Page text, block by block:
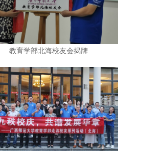
教育学部北海校友会揭牌